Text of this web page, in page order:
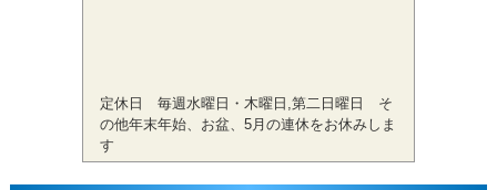
定休日 毎週水曜日・木曜日,第二日曜日 そ
の他年末年始、お盆、5月の連休をお休みしま
す